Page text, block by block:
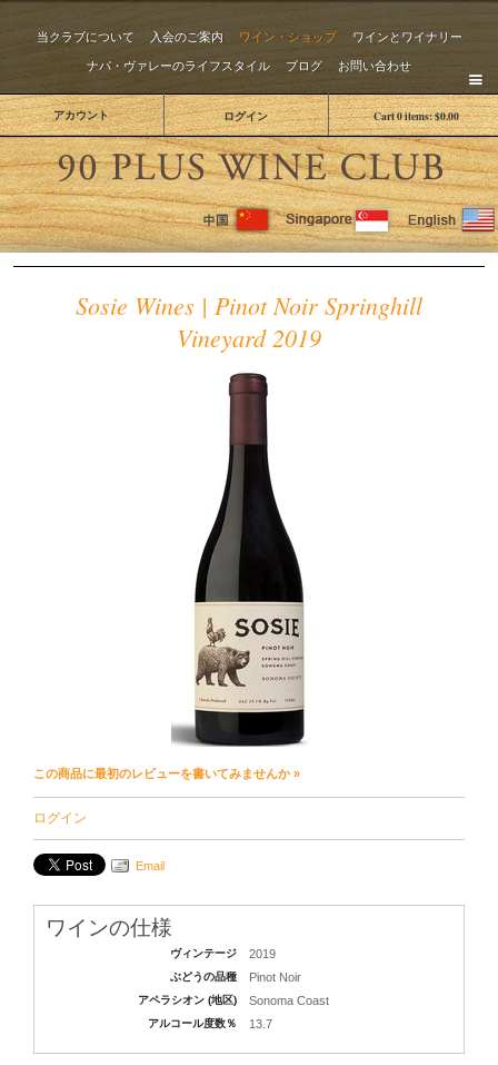
当クラブについて 入会のご案内 ワイン・ショップ
ワインとワイナリー
ナパ・ヴァレーのライフスタイル
ブログ お問い合わせ
Cart0items:$0.00
アカウント ログイン
The
Sosie Wines | Pinot Noir Springhill
Vineyard 2019
この商品に最初のレビューを書いてみませんか »
ログイン
Email
ワインの仕様
ヴィンテージ 2019
ぶどうの品種 Pinot Noir
アペラシオン (地区) Sonoma Coast
アルコール度数％ 13.7